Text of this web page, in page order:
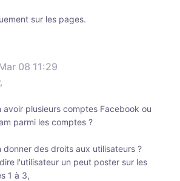
sur les pages.
08 11:29
avoir plusieurs comptes Facebook ou
parmi les comptes ?
donner des droits aux utilisateurs ?
l'utilisateur un peut poster sur les
1 à 3,